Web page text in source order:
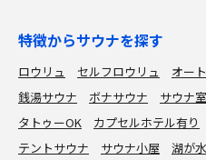
特徴からサウナを探す
ロウリュ セルフロウリュ オー
銭湯サウナ
ボナサウナ サウナ
タトゥーOK
カプセルホテル有り
テントサウナ
サウナ小屋 湖が